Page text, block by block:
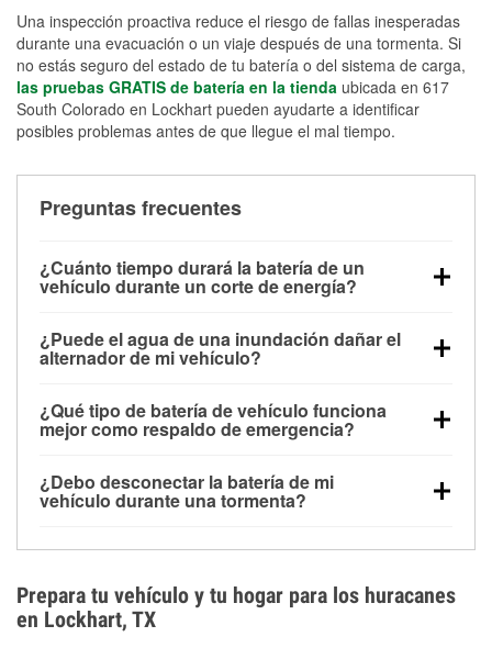
Una inspección proactiva reduce el riesgo de fallas inesperadas
durante una evacuación o un viaje después de una tormenta. Si
no estás seguro del estado de tu batería o del sistema de carga,
las pruebas GRATIS de batería en la tienda ubicada en 617
South Colorado en Lockhart pueden ayudarte a identificar
posibles problemas antes de que llegue el mal tiempo.
Preguntas frecuentes
¿Cuánto tiempo durará la batería de un
vehículo durante un corte de energía?
alimentar pequeños accesorios durante un tiempo
limitado, pero el uso repetido sin conducir el vehículo
contar con un equipo de carga de respaldo para
cortes prolongados.
¿Puede el agua de una inundación dañar el
alternador de mi vehículo?
parte baja del compartimento del motor y pueden
dañarse si se sumergen, lo que puede provocar una
días después de la exposición.
¿Qué tipo de batería de vehículo funciona
mejor como respaldo de emergencia?
para aplicaciones de ciclo profundo porque son
selladas, resistentes a las vibraciones y más
¿Debo desconectar la batería de mi
vehículo durante una tormenta?
los daños por inundación. Evitar el agua estancada y
preparar opciones de carga de respaldo son
medidas de protección más efectivas.
Prepara tu vehículo y tu hogar para los huracanes
en Lockhart, TX